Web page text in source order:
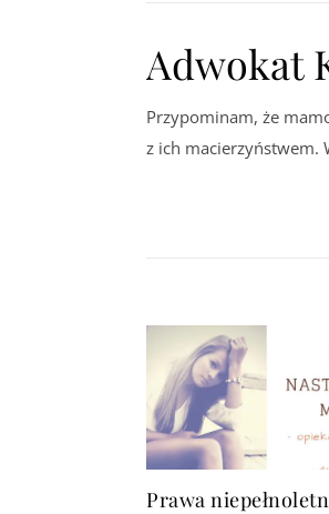
Adwokat
Przypominam, że
z ich macierzyństwem.
Prawa